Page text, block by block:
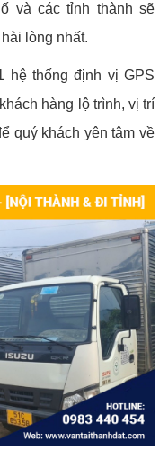
và các tỉnh thành sẽ
lòng nhất.
hệ thống định vị GPS
hàng lộ trình, vị trí
quý khách yên tâm về